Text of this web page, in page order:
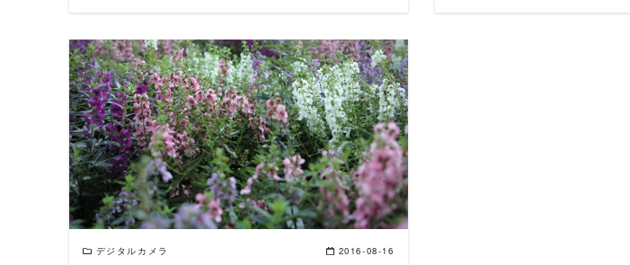
READ MORE
デジタルカメラ 2016-08-16